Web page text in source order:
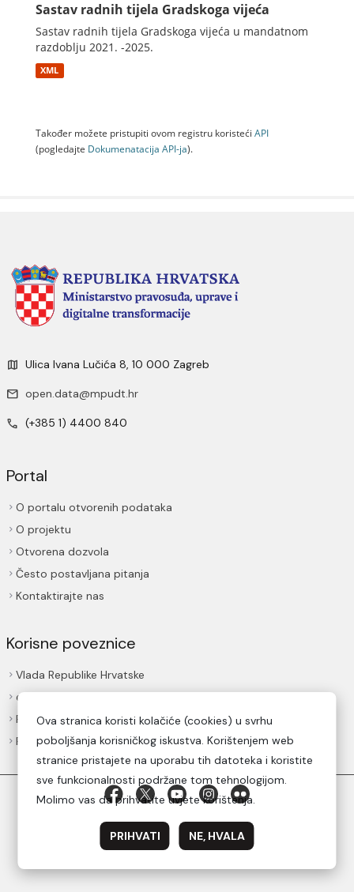
Sastav radnih tijela Gradskoga vijeća
Sastav radnih tijela Gradskoga vijeća u mandatnom
razdoblju 2021. -2025.
XML
Također možete pristupiti ovom registru koristeći API
(pogledajte Dokumenаtаcijа API-jа).